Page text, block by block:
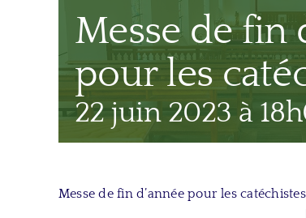
Messe de fin
pour les
22 juin 2023 à
Messe de fin d’année pour les catéchistes